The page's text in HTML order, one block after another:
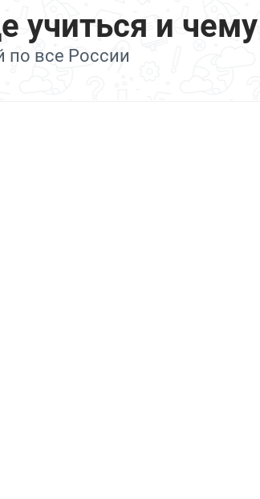
и чему
по все России